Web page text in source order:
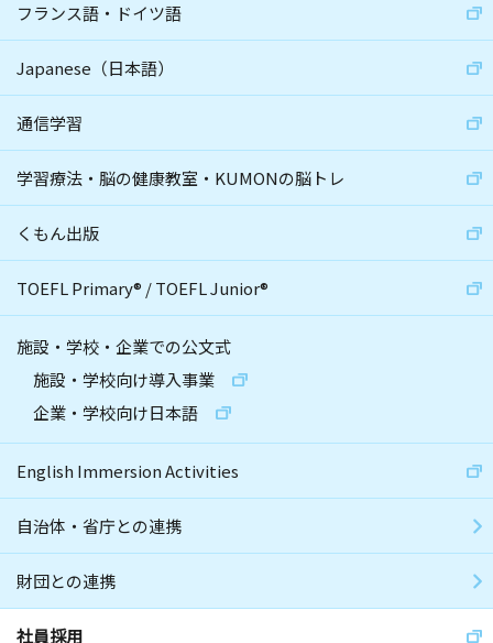
フランス語・ドイツ語
Japanese（日本語）
通信学習
学習療法・脳の健康教室・KUMONの脳トレ
くもん出版
TOEFL Primary® /TOEFL Junior®
施設・学校・企業での公文式
施設・学校向け導入事業
企業・学校向け日本語
English Immersion Activities
自治体・省庁との連携
財団との連携
社員採用